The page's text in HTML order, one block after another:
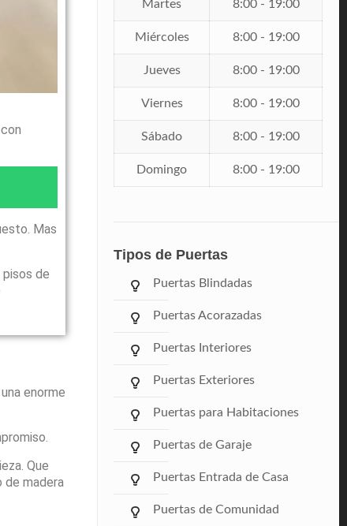
Mas
de
enorme
Que
de madera
Martes 8:00 - 19:00
Miércoles 8:00 - 19:00
Jueves 8:00 - 19:00
Viernes 8:00 - 19:00
Sábado 8:00 - 19:00
Domingo 8:00 - 19:00
Tipos de Puertas
Puertas Blindadas
Puertas Acorazadas
Puertas Interiores
Puertas Exteriores
Puertas para Habitaciones
Puertas de Garaje
Puertas Entrada de Casa
Puertas de Comunidad